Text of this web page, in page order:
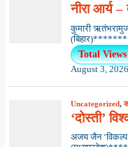
नीरा आर्य
कुमारी
Total
August 3, 2026
Uncategorized,
‘दोस्ती’
अजय जैन